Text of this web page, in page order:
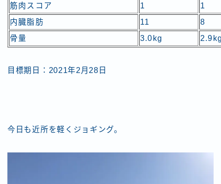
筋肉スコア
1
1
内臓脂肪
11
8
骨量
3.0kg
目標期日：2021年2月28日
今日も近所を軽くジョギング。